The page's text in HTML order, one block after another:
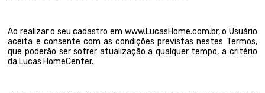
Ao realizar o seu cadastro em www.LucasHome.com.br, o Usuário
aceita e consente com as condições previstas nestes Termos,
que poderão ser sofrer atualização a qualquer tempo, a critério
da Lucas HomeCenter.